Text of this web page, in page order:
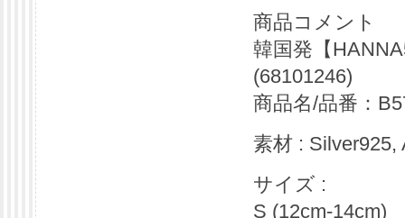
商品コメント
韓国発【
(68101246)
商品名/品番：
素材 : Silver925,
サイズ :
S (12cm-14cm)